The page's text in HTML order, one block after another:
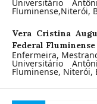
Universitário
Fluminense,Niterói,
Vera Cristina
Federal Fluminense
Enfermeira,
Universitário
Fluminense, Niterói,